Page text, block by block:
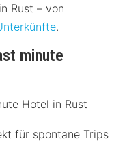
Rust – von
.
minute
Hotel in Rust
für spontane Trips